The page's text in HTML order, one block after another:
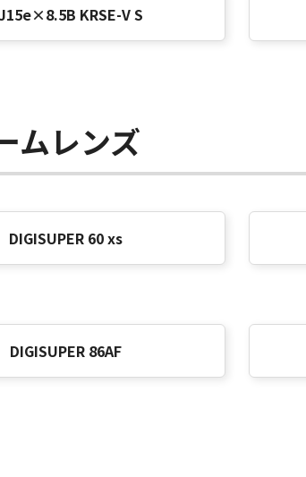
KRSE-V S
ムレンズ
DIGISUPER 60 xs
DIGISUPER 86AF